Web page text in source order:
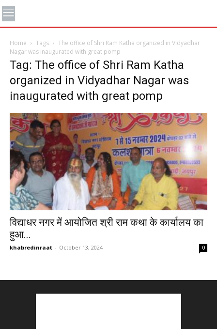
Home Tags
The office of Shri Ram Katha organized in Vidyadhar
Nagar was inaugurated with great pomp
Tag: The office of Shri Ram Katha
organized in Vidyadhar Nagar was
inaugurated with great pomp
विद्याधर नगर में आयोजित श्री राम कथा के कार्यालय का
हुआ...
khabredinraat - October 13, 2024 0